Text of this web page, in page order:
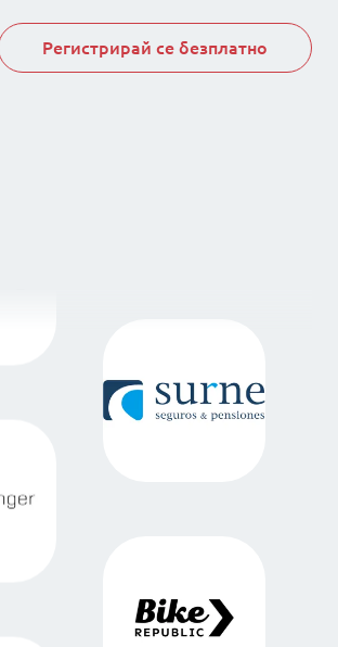
Регистрирай се безплатно